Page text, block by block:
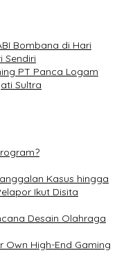
Bombana di Hari
Sendiri
PT Panca Logam
Sultra
Kasus hingga
Ikut Disita
Desain Olahraga
Own High-End Gaming